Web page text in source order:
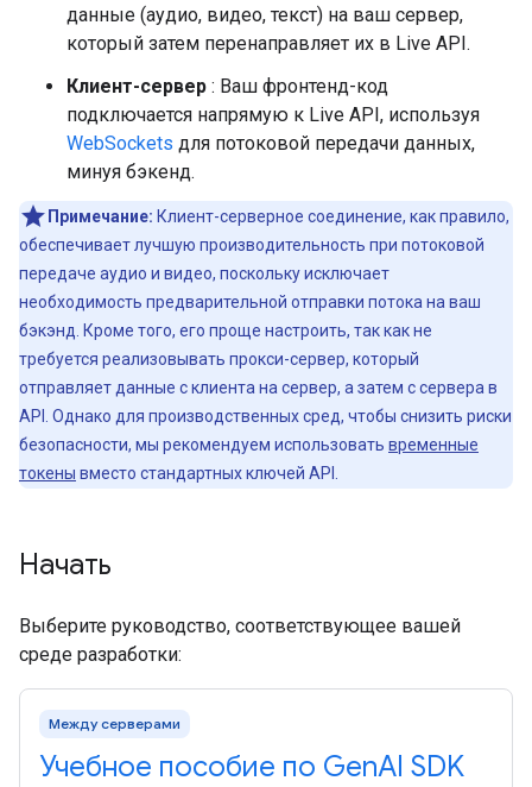
данные (аудио, видео, текст) на ваш сервер,
который затем перенаправляет их в Live API.
Клиент-сервер : Ваш фронтенд-код
подключается напрямую к Live API, используя
WebSockets для потоковой передачи данных,
минуя бэкенд.
Примечание: Клиент-серверное соединение, как правило,
обеспечивает лучшую производительность при потоковой
передаче аудио и видео, поскольку исключает
необходимость предварительной отправки потока на ваш
бэкэнд. Кроме того, его проще настроить, так как не
требуется реализовывать прокси-сервер, который
отправляет данные с клиента на сервер, а затем с сервера в
API. Однако для производственных сред, чтобы снизить риски
безопасности, мы рекомендуем использовать временные
токены вместо стандартных ключей API.
Начать
Выберите руководство, соответствующее вашей
среде разработки:
Между серверами
Учебное пособие по GenAI SDK